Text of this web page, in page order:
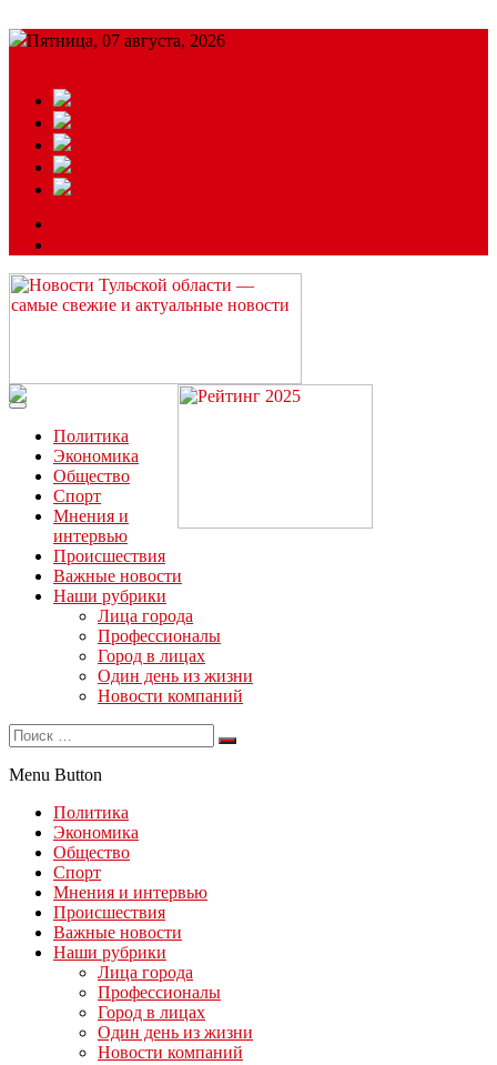
Пятница, 07 августа, 2026
Читайте последние новости дня в Тульской области на сайте
“ЗаНовомосковск”
Политика
Экономика
Общество
Спорт
Мнения и
интервью
Происшествия
Важные новости
Наши рубрики
Лица города
Профессионалы
Город в лицах
Один день из жизни
Новости компаний
Menu Button
Политика
Экономика
Общество
Спорт
Мнения и интервью
Происшествия
Важные новости
Наши рубрики
Лица города
Профессионалы
Город в лицах
Один день из жизни
Новости компаний